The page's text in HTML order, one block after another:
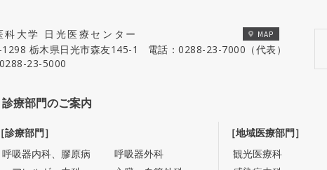
科大学 日光医療センター MAP
栃木県日光市森友145-1 電話：0288-23-7000 （代表）
23-5000
診療部門のご案内
［診療部門］
呼吸器内科、膠原病
呼吸器外科
［地域医療部門］
観光医療科